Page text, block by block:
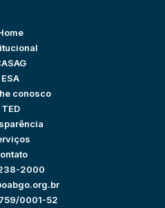
ESA
conosco
TED
2000
0001-52